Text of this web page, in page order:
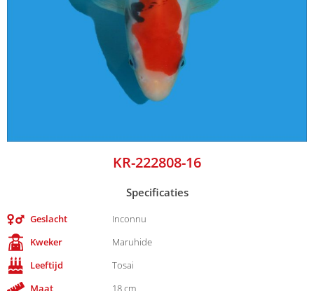
KR-222808-16
Specificaties
Geslacht
Inconnu
Kweker
Maruhide
Leeftijd
Tosai
Maat
18 cm